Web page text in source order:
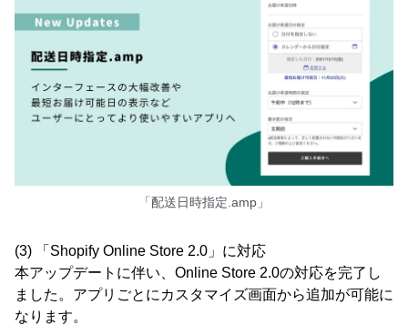
「配送日時指定.amp」
(3) 「Shopify Online Store 2.0」に対応
本アップデートに伴い、Online Store 2.0の対応を完了し
ました。アプリごとにカスタマイズ画面から追加が可能に
なります。